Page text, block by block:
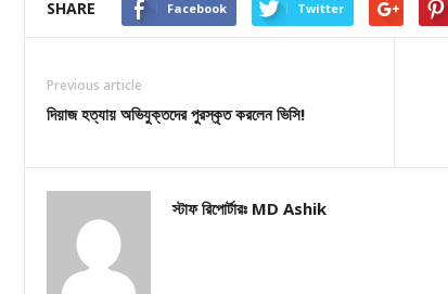
SHARE Facebook Twitter
Previous article
দিয়াজ হত্যায় অভিযুক্তদের পুরস্কৃত করলেন ভিসি!
স্টাফ রিপোর্টারঃ MD Ashik